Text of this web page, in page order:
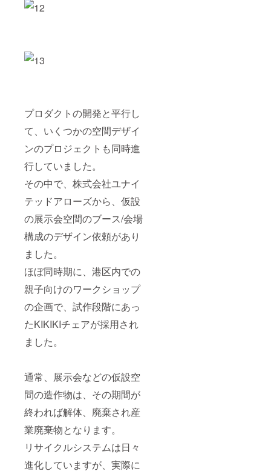
プロダクトの開発と平行し
て、いくつかの空間デザイ
ンのプロジェクトも同時進
行していました。
その中で、株式会社ユナイ
テッドアローズから、仮設
の展示会空間のブース/会場
構成のデザイン依頼があり
ました。
ほぼ同時期に、港区内での
親子向けのワークショップ
の企画で、試作段階にあっ
たKIKIKIチェアが採用され
ました。
通常、展示会などの仮設空
間の造作物は、その期間が
終われば解体、廃棄され産
業廃棄物となります。
リサイクルシステムは日々
進化していますが、実際に